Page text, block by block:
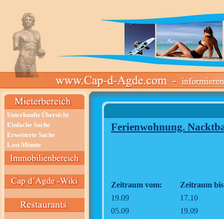
Unterkunfts Übersicht
Einfache Suche
Erweiterte Suche
Last Minute
Ferienwohnung.
Zeitraum vom:
Zeitraum
19.09
17.10
05.09
19.09